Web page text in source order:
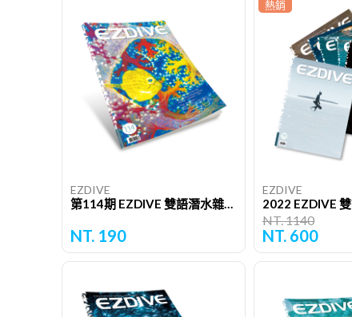
EZDIVE
第114期 EZDIVE 雙語潛水雜誌（單期）
NT. 190
熱銷
EZDIVE
NT. 1140
NT. 600